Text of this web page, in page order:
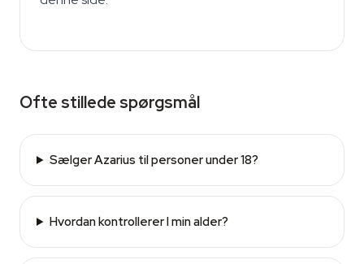
Ofte stillede spørgsmål
Sælger Azarius til personer under 18?
Hvordan kontrollerer I min alder?